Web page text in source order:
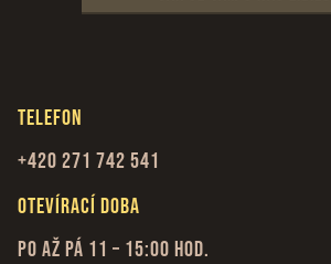
Telefon
+420 271 742 541
Otevírací doba
Po až Pá 11 – 15:00 hod.